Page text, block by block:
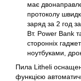
має
протоколу
заряд за 2 год
Вт. Power Bank
сторонніх
ноутбуками,
Пила Litheli
функцією